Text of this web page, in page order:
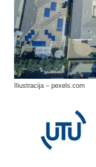
Iliustracija – pexels.com